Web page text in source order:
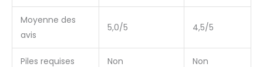
Moyenne des
avis
5,0/5 4,5/5
Piles requises Non Non